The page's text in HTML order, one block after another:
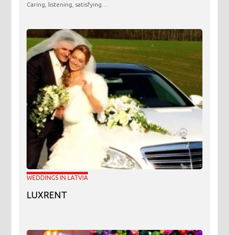
Caring, listening, satisfying…
WEDDINGS IN LATVIA
LUXRENT